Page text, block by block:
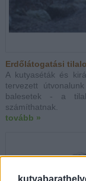
Erdőlátogatási
A kutyaséták és
tervezett
balesetek - a
számíthatnak.
tovább »